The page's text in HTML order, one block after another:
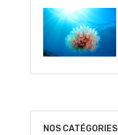
NOS CATÉGORIES